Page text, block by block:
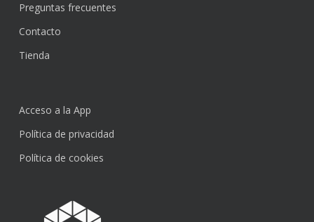
Preguntas frecuentes
Contacto
Tienda
Acceso a la App
Política de privacidad
Política de cookies